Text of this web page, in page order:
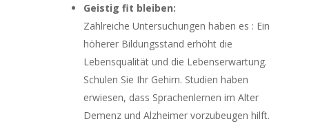
Geistig fit bleiben:
Zahlreiche Untersuchungen haben es : Ein
höherer Bildungsstand erhöht die
Lebensqualität und die Lebenserwartung.
Schulen Sie Ihr Gehirn. Studien haben
erwiesen, dass Sprachenlernen im Alter
Demenz und Alzheimer vorzubeugen hilft.